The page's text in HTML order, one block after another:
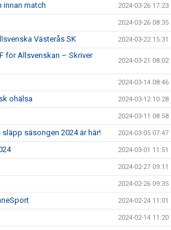
innan match 2024-03-26 17:23
2024-03-26 08:35
Västerås SK 2024-03-22 15:31
för Allsvenskan – Skriver
2024-03-21 08:02
2024-03-14 08:46
ohälsa 2024-03-12 10:28
2024-03-11 08:58
säsongen 2024 är här! 2024-03-05 07:47
2024-03-01 11:51
2024-02-27 09:11
2024-02-26 09:35
2024-02-24 11:01
2024-02-14 11:20